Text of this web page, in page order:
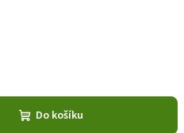
Do košíku